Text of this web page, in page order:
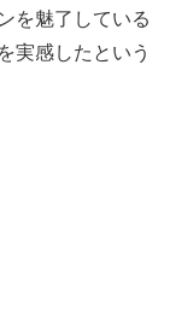
を魅了している
実感したという